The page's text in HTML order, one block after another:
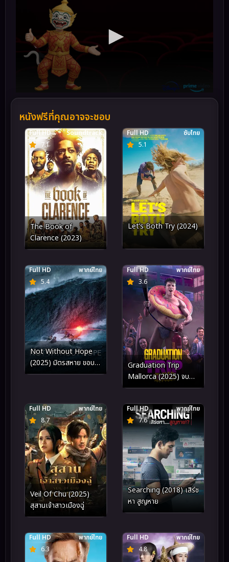
หนังฟรีที่คุณอาจจะชอบ
7.1
Full HD Soundtrack
The Book of
Clarence (2023)
5.1
Full HD ซับไทย
Let’s Both Try (2024)
5.4
Full HD พากย์ไทย
Not Without Hope
(2025) มิตรสหาย ขอบ
ฟ้า ความหวัง
3.6
Full HD พากย์ไทย
Graduation Trip
Mallorca (2025) จบ
ทั้งทีต้องไปตี้ที่มาญอร์ก้า
8.7
Full HD พากย์ไทย
Veil Of Chu (2025)
สุสานเจ้าสาวเมืองฉู่
7.6
Full HD พากย์ไทย
Searching (2018) เสิร์ช
หา สูญหาย
6.3
Full HD พากย์ไทย
4.8
Full HD พากย์ไทย